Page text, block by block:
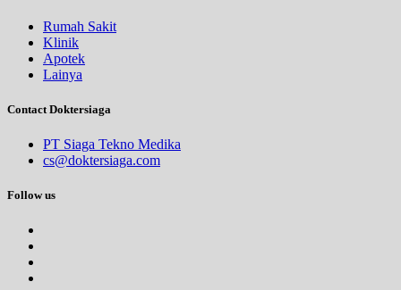
Rumah Sakit
Klinik
Apotek
Lainya
Contact Doktersiaga
PT Siaga Tekno Medika
cs@doktersiaga.com
Follow us